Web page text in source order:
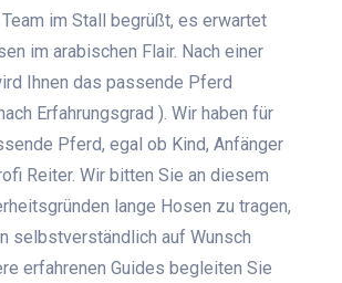
im Stall begrüßt, es erwartet
im arabischen Flair. Nach einer
Ihnen das passende Pferd
Erfahrungsgrad ). Wir haben für
Pferd, egal ob Kind, Anfänger
Reiter. Wir bitten Sie an diesem
lange Hosen zu tragen,
selbstverständlich auf Wunsch
erfahrenen Guides begleiten Sie